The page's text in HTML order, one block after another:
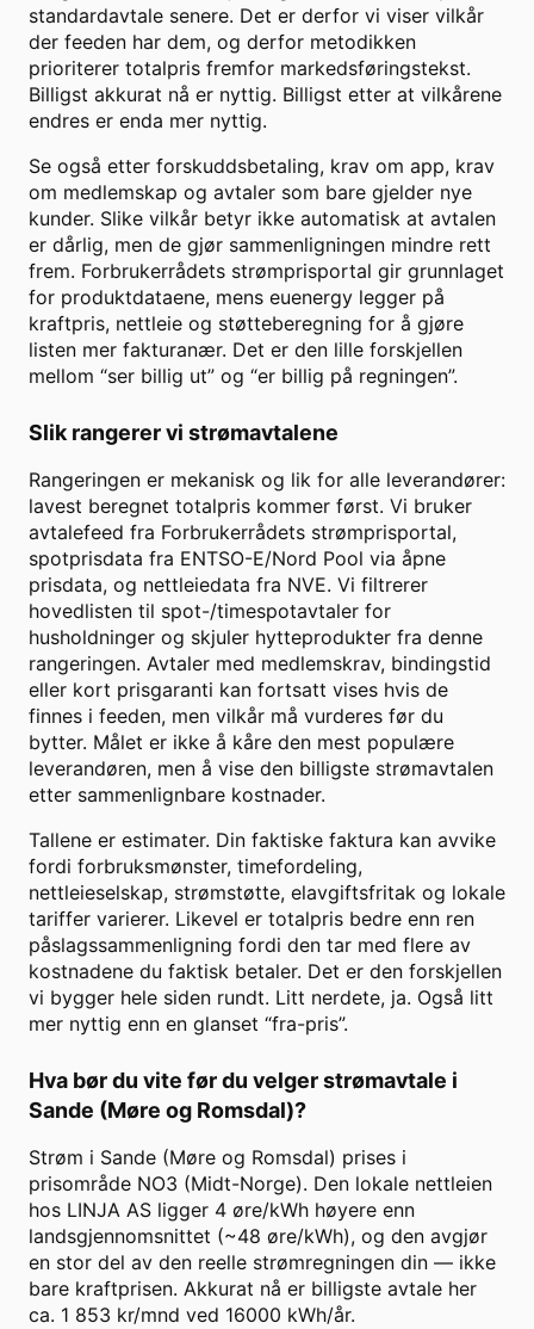
standardavtale senere. Det er derfor vi viser vilkår
der feeden har dem, og derfor metodikken
prioriterer totalpris fremfor markedsføringstekst.
Billigst akkurat nå er nyttig. Billigst etter at vilkårene
endres er enda mer nyttig.
Se også etter forskuddsbetaling, krav om app, krav
om medlemskap og avtaler som bare gjelder nye
kunder. Slike vilkår betyr ikke automatisk at avtalen
er dårlig, men de gjør sammenligningen mindre rett
frem. Forbrukerrådets strømprisportal gir grunnlaget
for produktdataene, mens euenergy legger på
kraftpris, nettleie og støtteberegning for å gjøre
listen mer fakturanær. Det er den lille forskjellen
mellom “ser billig ut” og “er billig på regningen”.
Slik rangerer vi strømavtalene
Rangeringen er mekanisk og lik for alle leverandører:
lavest beregnet totalpris kommer først. Vi bruker
avtalefeed fra Forbrukerrådets strømprisportal,
spotprisdata fra ENTSO-E/Nord Pool via åpne
prisdata, og nettleiedata fra NVE. Vi filtrerer
hovedlisten til spot-/timespotavtaler for
husholdninger og skjuler hytteprodukter fra denne
rangeringen. Avtaler med medlemskrav, bindingstid
eller kort prisgaranti kan fortsatt vises hvis de
finnes i feeden, men vilkår må vurderes før du
bytter. Målet er ikke å kåre den mest populære
leverandøren, men å vise den billigste strømavtalen
etter sammenlignbare kostnader.
Tallene er estimater. Din faktiske faktura kan avvike
fordi forbruksmønster, timefordeling,
nettleieselskap, strømstøtte, elavgiftsfritak og lokale
tariffer varierer. Likevel er totalpris bedre enn ren
påslagssammenligning fordi den tar med flere av
kostnadene du faktisk betaler. Det er den forskjellen
vi bygger hele siden rundt. Litt nerdete, ja. Også litt
mer nyttig enn en glanset “fra-pris”.
Hva bør du vite før du velger strømavtale i
Sande (Møre og Romsdal)?
Strøm i Sande (Møre og Romsdal) prises i
prisområde NO3 (Midt-Norge). Den lokale nettleien
hos LINJA AS ligger 4 øre/kWh høyere enn
landsgjennomsnittet (~48 øre/kWh), og den avgjør
en stor del av den reelle strømregningen din — ikke
bare kraftprisen. Akkurat nå er billigste avtale her
ca. 1 853 kr/mnd ved 16000 kWh/år.